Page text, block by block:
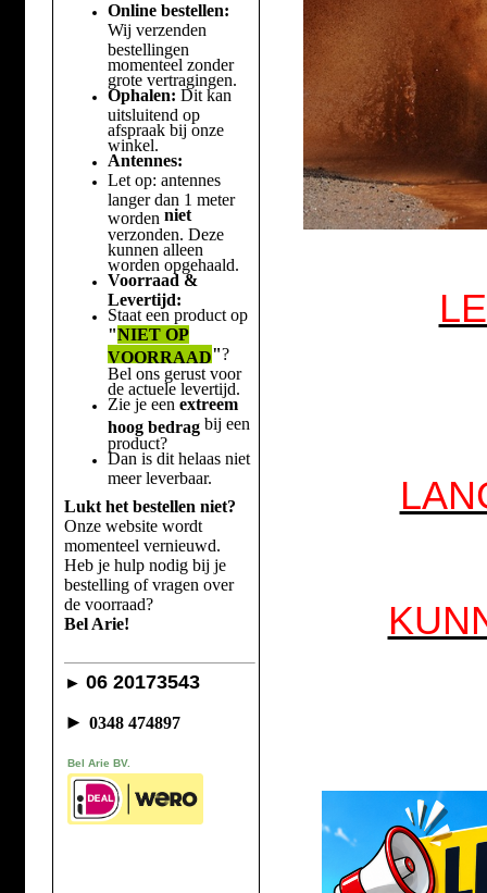
Online bestellen:
Wij verzenden
bestellingen
momenteel zonder
grote vertragingen.
Ophalen: Dit kan
uitsluitend op
afspraak bij onze
winkel.
Antennes:
Let op: antennes
langer dan 1 meter
worden niet
verzonden. Deze
kunnen alleen
worden opgehaald.
Voorraad &
Levertijd:
Staat een product op
"NIET OP
VOORRAAD"?
Bel ons gerust voor
de actuele levertijd.
Zie je een extreem
hoog bedragbij een
product?
Dan is dit helaas niet
meer leverbaar.
Lukt het bestellen niet?
Onze website wordt
momenteel vernieuwd.
Heb je hulp nodig bij je
bestelling of vragen over
de voorraad?
Bel Arie!
► 06 20173543
► 0348 474897
Bel Arie BV.